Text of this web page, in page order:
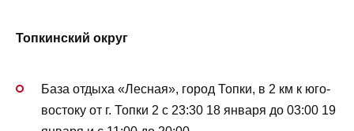
Топкинский округ
База отдыха «Лесная», город Топки, в 2 км к юго-
востоку от г. Топки 2 с 23:30 18 января до 03:00 19